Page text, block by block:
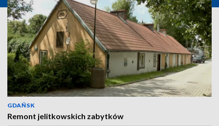
GDAŃSK
Remont jelitkowskich zabytków